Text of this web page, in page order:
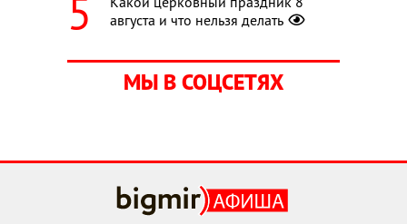
августа и что нельзя делать
МЫ В СОЦСЕТЯХ